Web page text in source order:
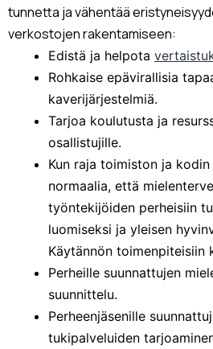
tunnetta ja vähentää
verkostojen rakentamiseen:
Edistä ja helpota
Rohkaise epävirallisia
kaverijärjestelmiä.
Tarjoa koulutusta ja
osallistujille.
Kun raja toimiston ja
normaalia, että
työntekijöiden perheisiin
luomiseksi ja yleisen
Käytännön toimenpiteisiin
Perheille suunnattujen
suunnittelu.
Perheenjäsenille
tukipalveluiden